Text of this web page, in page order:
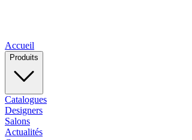
Accueil
Produits
Catalogues
Designers
Salons
Actualités